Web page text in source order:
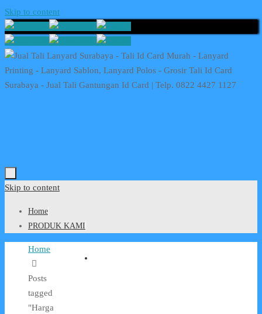
Skip to content
Skip to content
Home
PRODUK KAMI
Home
Posts
tagged
"Harga